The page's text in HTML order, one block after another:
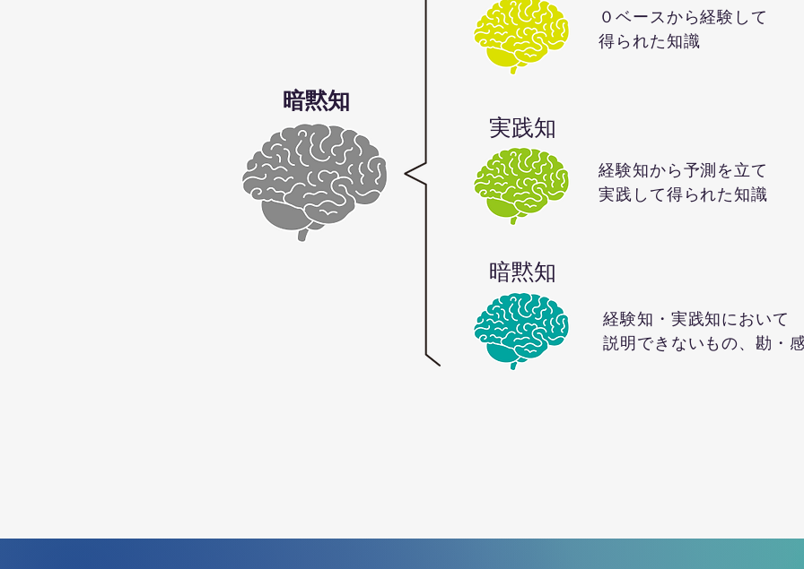
暗黙知
実践知
暗黙知
０ベースから経験して
得られた知識
経験知から予測を立て
実践して得られた知識
経験知・実践知において
説明できないもの、勘・